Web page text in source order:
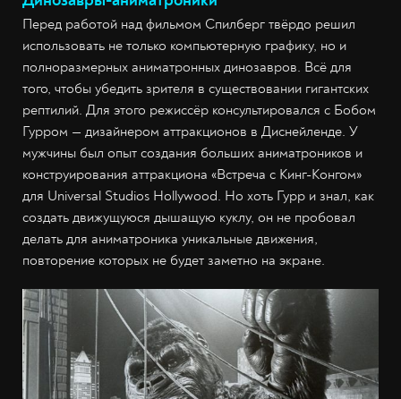
Перед работой над фильмом Спилберг твёрдо решил
использовать не только компьютерную графику, но и
полноразмерных аниматронных динозавров. Всё для
того, чтобы убедить зрителя в существовании гигантских
рептилий. Для этого режиссёр консультировался с Бобом
Гурром — дизайнером аттракционов в Диснейленде. У
мужчины был опыт создания больших аниматроников и
конструирования аттракциона «Встреча с Кинг-Конгом»
для Universal Studios Hollywood. Но хоть Гурр и знал, как
создать движущуюся дышащую куклу, он не пробовал
делать для аниматроника уникальные движения,
повторение которых не будет заметно на экране.